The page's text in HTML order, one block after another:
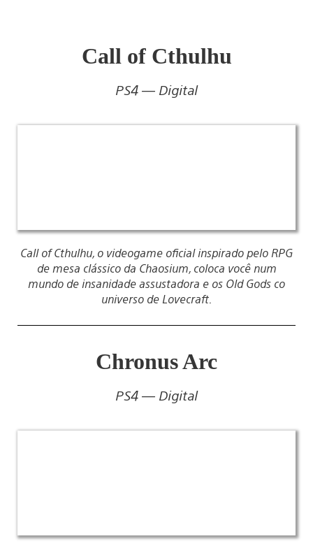
Call of Cthulhu
PS4 — Digital
Call of Cthulhu, o videogame oficial inspirado pelo RPG
de mesa clássico da Chaosium, coloca você num
mundo de insanidade assustadora e os Old Gods co
universo de Lovecraft.
Chronus Arc
PS4 — Digital